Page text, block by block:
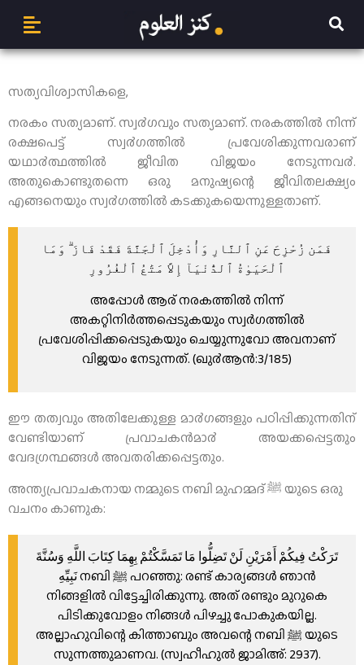
സത്യവിശ്വാസികളെ,
നരകം സത്യമാണ്. സ്വ൪ഗവും സത്യമാണ്. നരകത്തില്‍ നിന്ന്
രക്ഷപെട്ട് സ്വ൪ഗത്തില്‍ പ്രവേശിക്കുന്നവരാണ്
യഥാ൪ത്ഥത്തില്‍ ജീവിത വിജയം നേടുന്നവ൪.
അതുകൊണ്ടുതന്നെ ഒരു മനുഷ്യന്റെ ജീവിതലക്ഷ്യം
എങ്ങനെയും സ്വ൪ഗത്തില്‍ കടക്കുകയെന്നുള്ളതാണ്.
ﻓَﻤَﻦ ﺯُﺣْﺰِﺡَ ﻋَﻦِ ٱﻟﻨَّﺎﺭِ ﻭَﺃُﺩْﺧِﻞَ ٱﻟْﺠَﻨَّﺔَ ﻓَﻘَﺪْ ﻓَﺎﺯَ ۗ ﻭَﻣَﺎ
ٱﻟْﺤَﻴَﻮٰﺓُ ٱﻟﺪُّﻧْﻴَﺎٓ ﺇِﻻَّ ﻣَﺘَٰﻊُ ٱﻟْﻐُﺮُﻭﺭِ
അപ്പോള്‍ ആര് നരകത്തില്‍ നിന്ന്
അകറ്റിനിര്‍ത്തപ്പെടുകയും സ്വര്‍ഗത്തില്‍
പ്രവേശിപ്പിക്കപ്പെടുകയും ചെയ്യുന്നുവോ അവനാണ്
വിജയം നേടുന്നത്‌. (ഖു൪ആന്‍:3/185)
ഈ തത്വവും അതിലേക്കുള്ള മാ൪ഗങ്ങളും പഠിപ്പിക്കുന്നതിന്
വേണ്ടിയാണ് പ്രവാചകന്‍മാ൪ അയക്കപ്പെട്ടതും
വേദഗ്രന്ഥങ്ങള്‍ അവതരിക്കപ്പെട്ടതും.
അന്ത്യപ്രവാചകനായ നമ്മുടെ നബി മുഹമ്മദ് ﷺ യുടെ ഒരു
വചനം കാണുക:
تَرَكْتُ فِيكُمْ أَمْرَيْنِ لَنْ تَضِلُّوا مَا تَمَسَّكْتُمْ بِهِمَا كِتَابَ اللَّهِ وَسُنَّةَ
نَبِيِّهِനബി ﷺ പറഞ്ഞു: രണ്ട് കാര്യങ്ങള്‍ ഞാന്‍
നിങ്ങളില്‍ വിട്ടേച്ചിരിക്കുന്നു. അത് രണ്ടും മുറുകെ
പിടിക്കുവോളം നിങ്ങള്‍ പിഴച്ചു പോകുകയില്ല.
അല്ലാഹുവിന്റെ കിത്താബും അവന്റെ നബി ﷺ യുടെ
സുന്നത്തുമാണവ. (സ്വഹീഹുല്‍ ജാമിഅ്: 2937).